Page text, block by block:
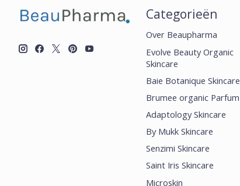
Categorieën
Over Beaupharma
Evolve Beauty Organic
Skincare
Baie Botanique Skincare
Brumee organic Parfum
Adaptology Skincare
By Mukk Skincare
Senzimi Skincare
Saint Iris Skincare
Microskin